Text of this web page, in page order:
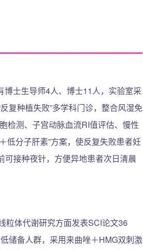
士生导师4人、博士11人，实验室采
复种植失败”多学科门诊，整合风湿免
检测、子宫动脉血流RI值评估、慢性
低分子肝素”方案，使反复失败患者妊
可接种夜针，方便异地患者次日清晨
粒体代谢研究方面发表SCI论文36
储备人群，采用来曲唑＋HMG双刺激